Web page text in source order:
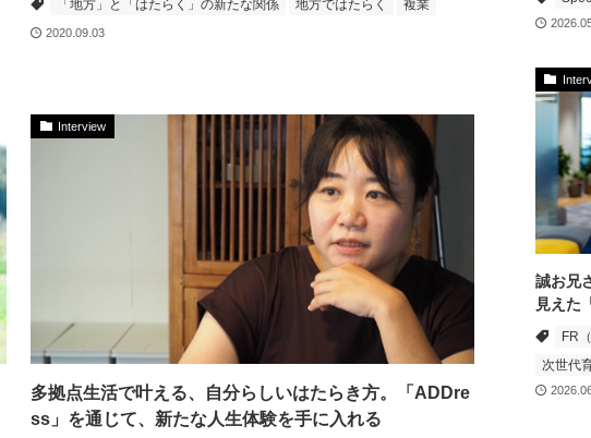
「地方」と「はたらく」の新たな関係 地方ではたらく 複業
2020.09.03
Interview
多拠点生活で叶える、自分らしいはたらき方。「ADDre
ss」を通じて、新たな人生体験を手に入れる
誠お兄
見えた
FR
次世代